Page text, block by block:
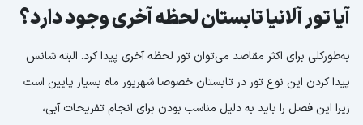
آیا تور آلانیا تابستان لحظه آخری وجود دارد؟
به‌طورکلی برای اکثر مقاصد می‌توان تور لحظه آخری پیدا کرد. البته شانس
پیدا کردن این نوع تور در تابستان خصوصا شهریور ماه بسیار پایین است
زیرا این فصل را باید به دلیل مناسب بودن برای انجام تفریحات آبی،